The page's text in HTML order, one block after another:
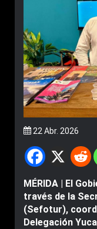
22 Abr. 2026
MÉRIDA | El
través de la
(Sefotur),
Delegación